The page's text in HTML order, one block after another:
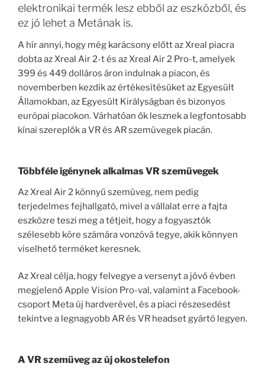
elektronikai termék lesz ebből az eszközből, és
ez jó lehet a Metának is.
A hír annyi, hogy még karácsony előtt az Xreal piacra
dobta az Xreal Air 2-t és az Xreal Air 2 Pro-t, amelyek
399 és 449 dolláros áron indulnak a piacon, és
novemberben kezdik az értékesítésüket az Egyesült
Államokban, az Egyesült Királyságban és bizonyos
európai piacokon. Várhatóan ők lesznek a legfontosabb
kínai szereplők a VR és AR szemüvegek piacán.
Többféle igénynek alkalmas VR szemüvegek
Az Xreal Air 2 könnyű szemüveg, nem pedig
terjedelmes fejhallgató, mivel a vállalat erre a fajta
eszközre teszi meg a tétjeit, hogy a fogyasztók
szélesebb köre számára vonzóvá tegye, akik könnyen
viselhető terméket keresnek.
Az Xreal célja, hogy felvegye a versenyt a jövő évben
megjelenő Apple Vision Pro-val, valamint a Facebook-
csoport Meta új hardverével, és a piaci részesedést
tekintve a legnagyobb AR és VR headset gyártó legyen.
A VR szemüveg az új okostelefon